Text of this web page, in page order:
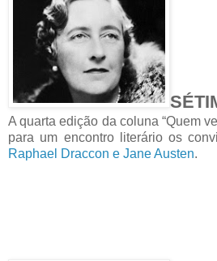
A quarta edição da coluna “Quem
para um encontro literário os
Raphael Draccon e Jane Austen.